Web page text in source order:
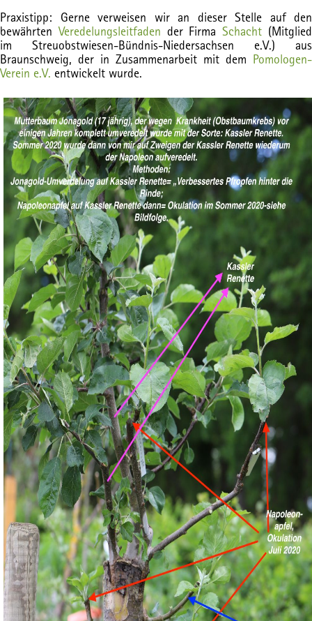
Praxistipp: Gerne verweisen wir an dieser Stelle auf den
bewährtenVeredelungsleitfaden der FirmaSchacht (Mitglied
im Streuobstwiesen-Bündnis-Niedersachsen e.V.) aus
Braunschweig, der in Zusammenarbeit mit dem Pomologen-
Verein e.V. entwickelt wurde.